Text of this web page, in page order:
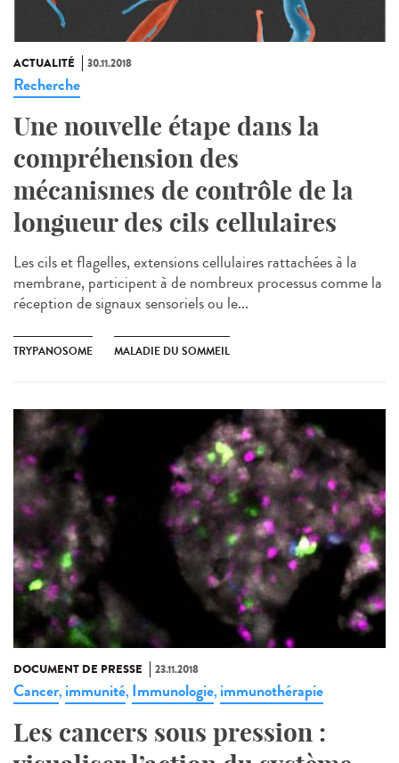
ACTUALITÉ 30.11.2018
Recherche
Une nouvelle étape dans la
compréhension des
mécanismes de contrôle de la
longueur des cils cellulaires
Les cils et flagelles, extensions cellulaires rattachées à la
membrane, participent à de nombreux processus comme la
réception de signaux sensoriels ou le...
TRYPANOSOME MALADIE DU SOMMEIL
DOCUMENT DE PRESSE 23.11.2018
Cancer, immunité, Immunologie, immunothérapie
Les cancers sous pression :